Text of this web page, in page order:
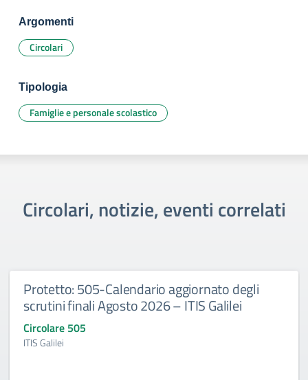
Argomenti
Circolari
Tipologia
Famiglie e personale scolastico
Circolari, notizie, eventi correlati
Protetto: 505-Calendario aggiornato degli
scrutini finali Agosto 2026 – ITIS Galilei
Circolare 505
ITIS Galilei